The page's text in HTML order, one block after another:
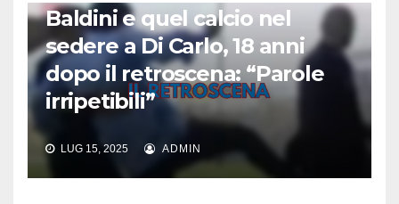
Baldini e quel calcio nel
sedere a Di Carlo, 18 anni
dopo il retroscena: “Parole
irripetibili”
LUG 15, 2025 ADMIN